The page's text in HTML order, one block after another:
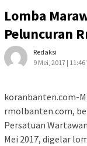
Lomba
Peluncuran
Redaksi
9 Mei, 2017 | 11:46
koranbanten.com-
rmolbanten.com,
Persatuan
Mei 2017, digelar